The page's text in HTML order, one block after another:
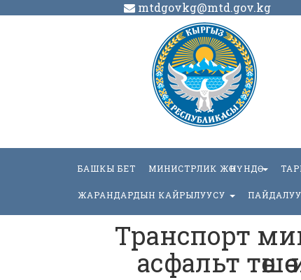
mtdgovkg@mtd.gov.kg
БАШКЫ БЕТ МИНИСТРЛИК ЖӨНҮНДӨ
ЖАРАНДАРДЫН КАЙРЫЛУУСУ
Транспорт
асфальт